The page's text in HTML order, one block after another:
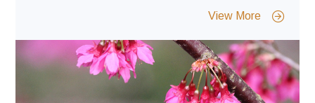
View More